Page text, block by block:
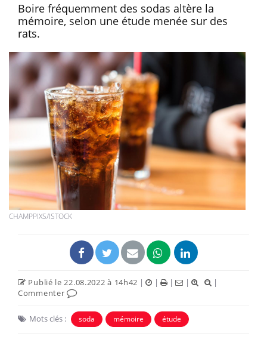
Boire fréquemment des sodas altère la
mémoire, selon une étude menée sur des
rats.
CHAMPPIXS/ISTOCK
Publié le 22.08.2022 à 14h42 | | | |
|
Commenter
Mots clés : soda mémoire étude